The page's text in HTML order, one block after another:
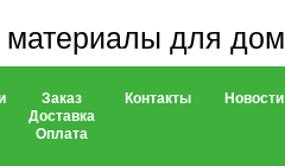
для
Заказ
Доставка
Оплата
Контакты Новости